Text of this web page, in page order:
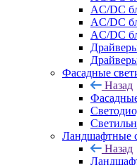
AC/DC
AC/DC
AC/DC
Фасадные
Назад
Ландшафтные
Назад